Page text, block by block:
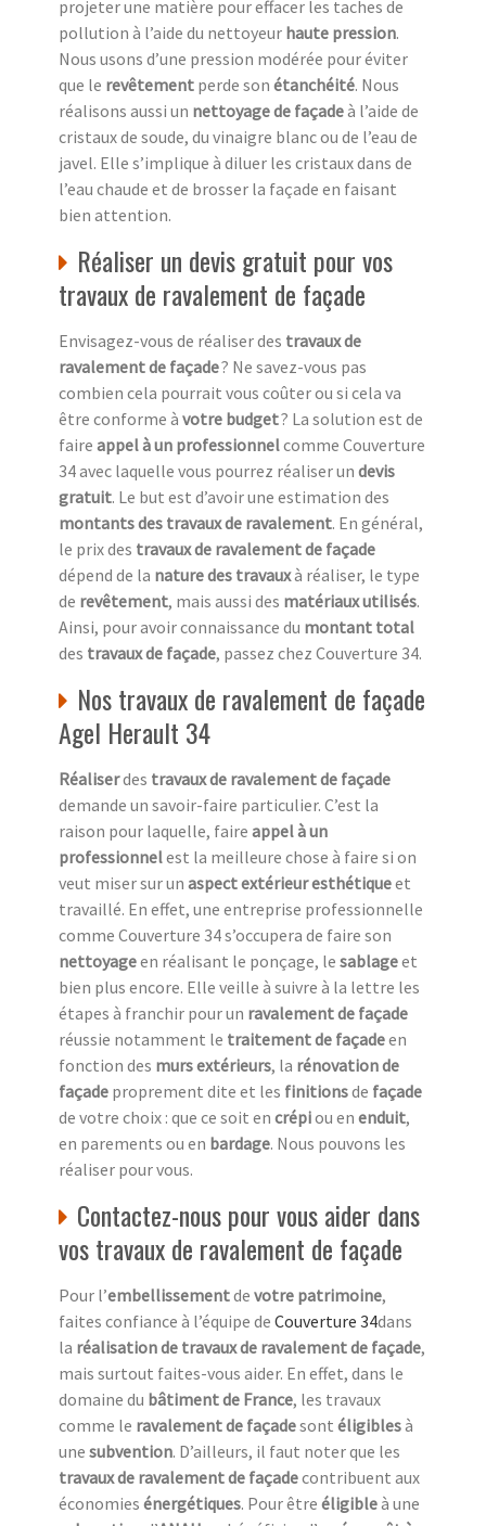
projeter une matière pour effacer les taches de
pollution à l’aide du nettoyeur haute pression.
Nous usons d’une pression modérée pour éviter
que le revêtement perde son étanchéité. Nous
réalisons aussi un nettoyage de façadeà l’aide de
cristaux de soude, du vinaigre blanc ou de l’eau de
javel. Elle s’implique à diluer les cristaux dans de
l’eau chaude et de brosser la façade en faisant
bien attention.
Réaliser un devis gratuit pour vos
travaux de ravalement de façade
Envisagez-vous de réaliser des travaux de
ravalement de façade? Ne savez-vous pas
combien cela pourrait vous coûter ou si cela va
être conforme à votre budget? La solution est de
faire appel à un professionnelcomme Couverture
34 avec laquelle vous pourrez réaliser un devis
gratuit. Le but est d’avoir une estimation des
montants des travaux de ravalement. En général,
le prix des travaux de ravalement de façade
dépend de la nature des travauxà réaliser, le type
de revêtement, mais aussi des matériaux utilisés.
Ainsi, pour avoir connaissance du montant total
des travaux de façade, passez chez Couverture 34.
Nos travaux de ravalement de façade
Agel Herault 34
Réaliserdes travaux de ravalement de façade
demande un savoir-faire particulier. C’est la
raison pour laquelle, faire appel à un
professionnelest la meilleure chose à faire si on
veut miser sur un aspect extérieur esthétiqueet
travaillé. En effet, une entreprise professionnelle
comme Couverture 34 s’occupera de faire son
nettoyageen réalisant le ponçage, le sablageet
bien plus encore. Elle veille à suivre à la lettre les
étapes à franchir pour un ravalement de façade
réussie notamment le traitement de façadeen
fonction des murs extérieurs, la rénovation de
façade proprement dite et les finitionsde façade
de votre choix : que ce soit en crépiou en enduit,
en parements ou en bardage. Nous pouvons les
réaliser pour vous.
Contactez-nous pour vous aider dans
vos travaux de ravalement de façade
Pour l’embellissementde votre patrimoine,
faites confiance à l’équipe de Couverture 34dans
la réalisation de travaux de ravalement de façade,
mais surtout faites-vous aider. En effet, dans le
domaine du bâtiment de France, les travaux
comme le ravalement de façadesont éligiblesà
une subvention. D’ailleurs, il faut noter que les
travaux de ravalement de façadecontribuent aux
économies énergétiques. Pour être éligibleà une